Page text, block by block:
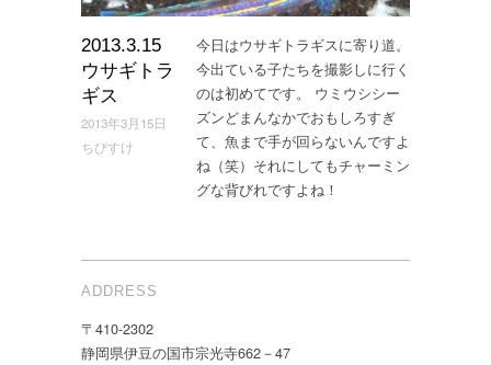
2013.3.15
ウサギトラ
ギス
2013年3月15日
ちびすけ
今日はウサギトラギスに寄り道。
今出ている子たちを撮影しに行く
のは初めてです。 ウミウシシー
ズンどまんなかでおもしろすぎ
て、魚まで手が回らないんですよ
ね（笑）それにしてもチャーミン
グな背びれですよね！
ADDRESS
〒410-2302
静岡県伊豆の国市宗光寺662－47